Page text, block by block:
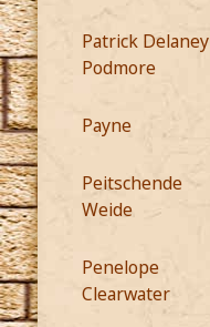
Patrick Delaney
Podmore
Payne
Peitschende
Weide
Penelope
Clearwater